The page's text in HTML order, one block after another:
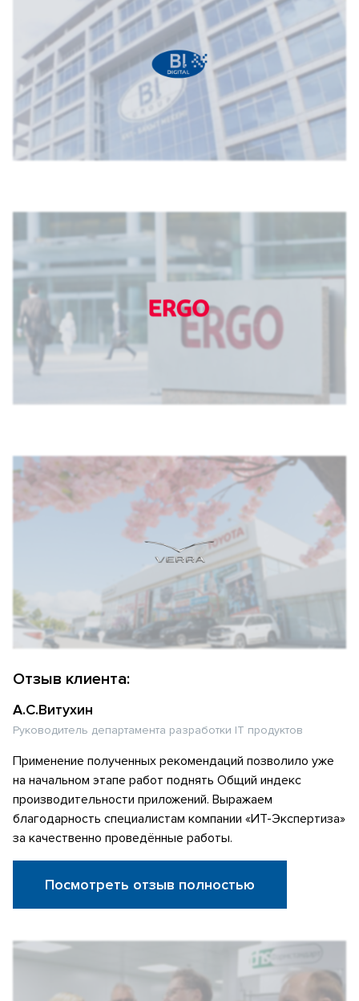
Отзыв клиента:
А.С.Витухин
Руководитель департамента разработки IT продуктов
Применение полученных рекомендаций позволило уже
на начальном этапе работ поднять Общий индекс
производительности приложений. Выражаем
благодарность специалистам компании «ИТ-Экспертиза»
за качественно проведённые работы.
Посмотреть отзыв полностью